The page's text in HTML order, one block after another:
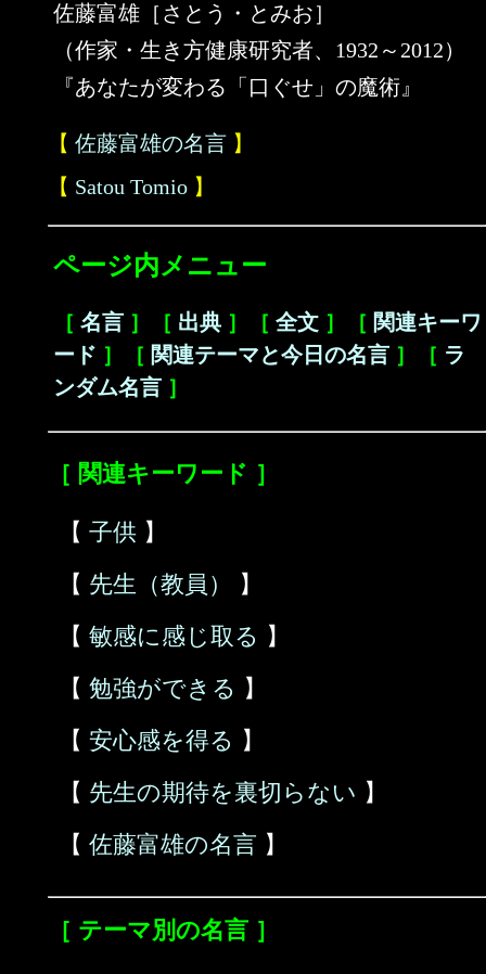
佐藤富雄［さとう・とみお］
（作家・生き方健康研究者、1932～2012）
『あなたが変わる「口ぐせ」の魔術』
【 佐藤富雄の名言 】
【 Satou Tomio 】
ページ内メニュー
［ 名言 ］［ 出典 ］［ 全文 ］［ 関連キーワ
ード ］［ 関連テーマと今日の名言 ］［ ラ
ンダム名言 ］
［ 関連キーワード ］
【 子供 】
【 先生（教員）
】
【 敏感に感じ取る 】
【 勉強ができる 】
【 安心感を得る 】
【 先生の期待を裏切らない 】
【 佐藤富雄の名言 】
［ テーマ別の名言 ］